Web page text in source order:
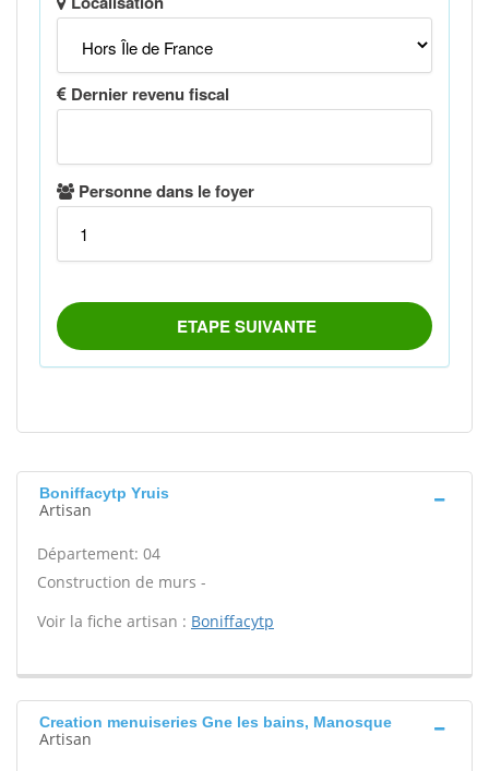
Boniffacytp Yruis
Artisan
Département: 04
Construction de murs -
Voir la fiche artisan : Boniffacytp
Creation menuiseries Gne les bains, Manosque
Artisan